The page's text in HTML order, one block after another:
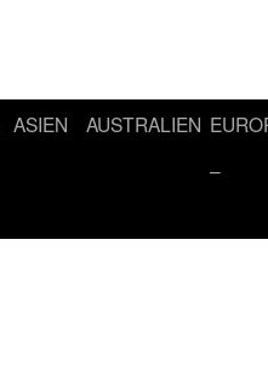
ASIEN AUSTRALIEN
–